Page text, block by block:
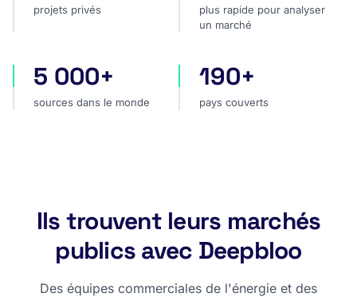
projets privés
plus rapide pour analyser
un marché
sources dans le monde
5 000+
sources dans le monde
pays couverts
190+
pays couverts
Ils trouvent leurs marchés
publics avec Deepbloo
Des équipes commerciales de l'énergie et des